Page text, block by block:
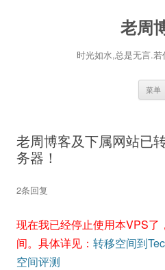
老周
时光如水,总是无言.
菜单
老周博客及下属网站已
务器！
2条回复
现在我已经停止使用本VPS了
间。具体详见： 转移空间到
空间评测